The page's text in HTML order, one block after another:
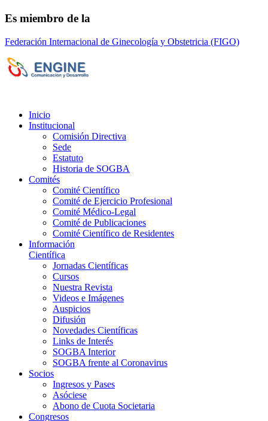
Es miembro de la
Federación Internacional de Ginecología y Obstetricia (FIGO)
Inicio
Institucional
Comisión Directiva
Sede
Estatuto
Historia de SOGBA
Comités
Comité Científico
Comité de Ejercicio Profesional
Comité Médico-Legal
Comité de Publicaciones
Comité Científico de Residentes
Información
Científica
Jornadas Científicas
Cursos
Nuestra Revista
Videos e Imágenes
Auspicios
Difusión
Novedades Científicas
Links de Interés
SOGBA Interior
SOGBA frente al Coronavirus
Socios
Ingresos y Pases
Asóciese
Abono de Cuota Societaria
Congresos